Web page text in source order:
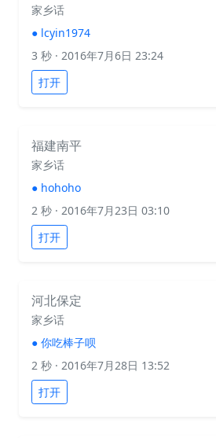
家乡话
● lcyin1974
3 秒 · 2016年7月6日 23:24
打开
福建南平
家乡话
● hohoho
2 秒 · 2016年7月23日 03:10
打开
河北保定
家乡话
● 你吃棒子呗
2 秒 · 2016年7月28日 13:52
打开